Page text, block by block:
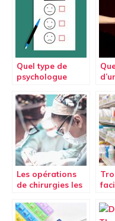
Quel type de
psychologue
Les opérations
de chirurgies les
aujourd’hui.